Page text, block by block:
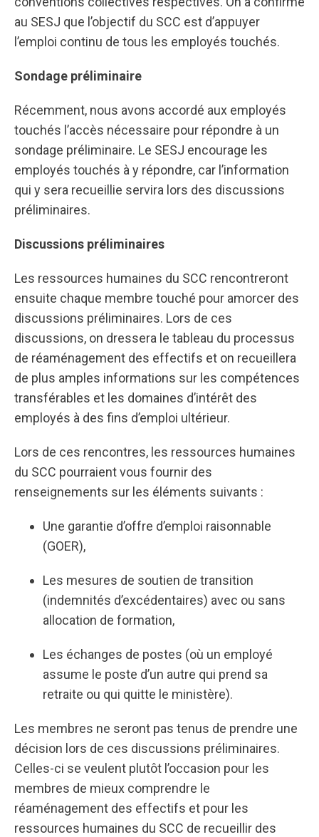
au SESJ que l’objectif du SCC est d’appuyer
l’emploi continu de tous les employés touchés.
Sondage préliminaire
Récemment, nous avons accordé aux employés
touchés l’accès nécessaire pour répondre à un
sondage préliminaire. Le SESJ encourage les
employés touchés à y répondre, car l’information
qui y sera recueillie servira lors des discussions
préliminaires.
Discussions préliminaires
Les ressources humaines du SCC rencontreront
ensuite chaque membre touché pour amorcer des
discussions préliminaires. Lors de ces
discussions, on dressera le tableau du processus
de réaménagement des effectifs et on recueillera
de plus amples informations sur les compétences
transférables et les domaines d’intérêt des
employés à des fins d’emploi ultérieur.
Lors de ces rencontres, les ressources humaines
du SCC pourraient vous fournir des
renseignements sur les éléments suivants :
Une garantie d’offre d’emploi raisonnable
(GOER),
Les mesures de soutien de transition
(indemnités d’excédentaires) avec ou sans
allocation de formation,
Les échanges de postes (où un employé
assume le poste d’un autre qui prend sa
retraite ou qui quitte le ministère).
Les membres ne seront pas tenus de prendre une
décision lors de ces discussions préliminaires.
Celles-ci se veulent plutôt l’occasion pour les
membres de mieux comprendre le
réaménagement des effectifs et pour les
ressources humaines du SCC de recueillir des